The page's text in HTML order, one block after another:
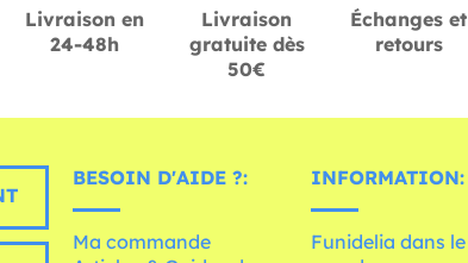
Livraison en
24-48h
Livraison
gratuite dès
50€
Échanges et
retours
BESOIN D'AIDE ?:
Ma commande
INFORMATION:
Funidelia dans le